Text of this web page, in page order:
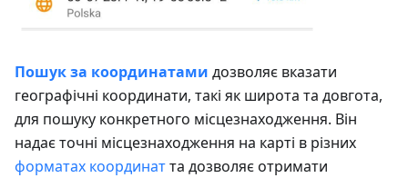
Пошук за координатами дозволяє вказати
географічні координати, такі як широта та довгота,
для пошуку конкретного місцезнаходження. Він
надає точні місцезнаходження на карті в різних
форматах координатта дозволяє отримати